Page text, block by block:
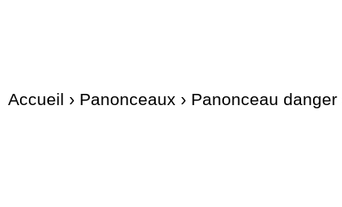
Accueil › Panonceaux › Panonceau danger